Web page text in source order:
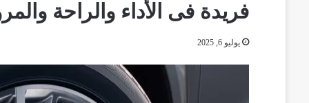
فريدة فى الأداء والراحة
يوليو 6, 2025